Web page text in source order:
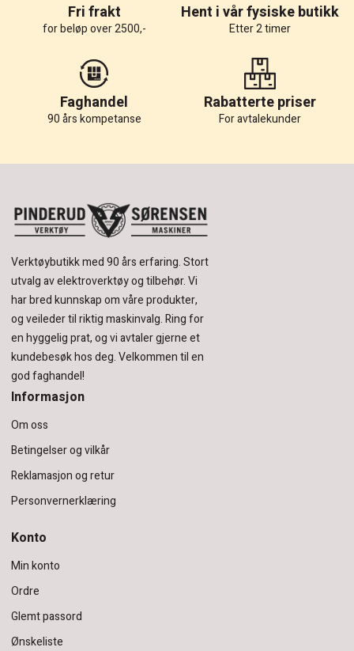
Fri frakt
for beløp over 2500,-
Hent i vår fysiske butikk
Etter 2 timer
Faghandel
90 års kompetanse
Rabatterte priser
For avtalekunder
Verktøybutikk med 90 års erfaring.Stort
utvalg av elektroverktøy og tilbehør.Vi
har bred kunnskap om våre produkter,
og veileder til riktig maskinvalg. Ring for
en hyggelig prat, og vi avtaler gjerne et
kundebesøk hos deg.Velkommen til en
god faghandel!
Informasjon
Om oss
Betingelser og vilkår
Reklamasjon og retur
Personvernerklæring
Konto
Min konto
Ordre
Glemt passord
Ønskeliste